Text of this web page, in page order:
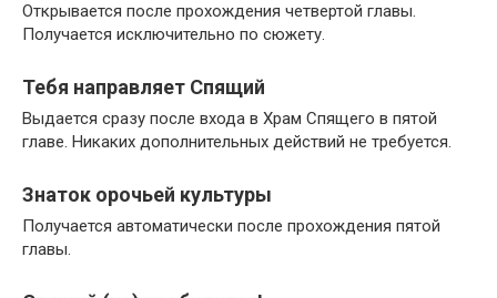
Открывается после прохождения четвертой главы.
Получается исключительно по сюжету.
Тебя направляет Спящий
Выдается сразу после входа в Храм Спящего в пятой
главе. Никаких дополнительных действий не требуется.
Знаток орочьей культуры
Получается автоматически после прохождения пятой
главы.